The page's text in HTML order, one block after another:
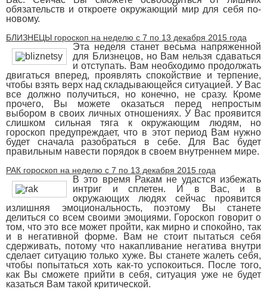
обязательств и откроете окружающий мир для себя по-
новому.
БЛИЗНЕЦЫ гороскоп на неделю с 7 по 13 декабря 2015 года
Эта неделя станет весьма напряженной
для Близнецов, но Вам нельзя сдаваться
и отступать. Вам необходимо продолжать
двигаться вперед, проявлять спокойствие и терпение,
чтобы взять верх над складывающейся ситуацией. У Вас
все должно получиться, но конечно, не сразу. Кроме
прочего, Вы можете оказаться перед непростым
выбором в своих личных отношениях. У Вас проявится
слишком сильная тяга к окружающим людям, но
гороскоп предупреждает, что в этот период Вам нужно
будет сначала разобраться в себе. Для Вас будет
правильным навести порядок в своем внутреннем мире.
РАК гороскоп на неделю с 7 по 13 декабря 2015 года
В это время Ракам не удастся избежать
интриг и сплетен. И в Вас, и в
окружающих людях сейчас проявится
излишняя эмоциональность, поэтому Вы станете
делиться со всем своими эмоциями. Гороскоп говорит о
том, что это все может пройти, как мирно и спокойно, так
и в негативной форме. Вам не стоит пытаться себя
сдерживать, потому что накапливание негатива внутри
сделает ситуацию только хуже. Вы станете жалеть себя,
чтобы попытаться хоть как-то успокоиться. После того,
как Вы сможете прийти в себя, ситуация уже не будет
казаться Вам такой критической.